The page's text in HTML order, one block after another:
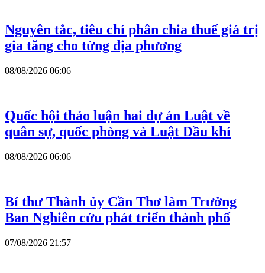
Nguyên tắc, tiêu chí phân chia thuế giá trị
gia tăng cho từng địa phương
08/08/2026 06:06
Quốc hội thảo luận hai dự án Luật về
quân sự, quốc phòng và Luật Dầu khí
08/08/2026 06:06
Bí thư Thành ủy Cần Thơ làm Trưởng
Ban Nghiên cứu phát triển thành phố
07/08/2026 21:57